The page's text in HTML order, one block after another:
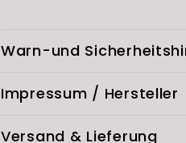
Warn-und
Impressum / Hersteller
Versand & Lieferung